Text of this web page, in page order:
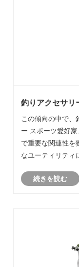
釣りアクセサリ
この傾向の中で、
ー スポーツ愛好
で重要な関連性を
なユーティリティ
能な構造に焦点を
続きを読む